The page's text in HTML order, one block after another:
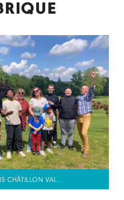
CHÂTILLON VAL…